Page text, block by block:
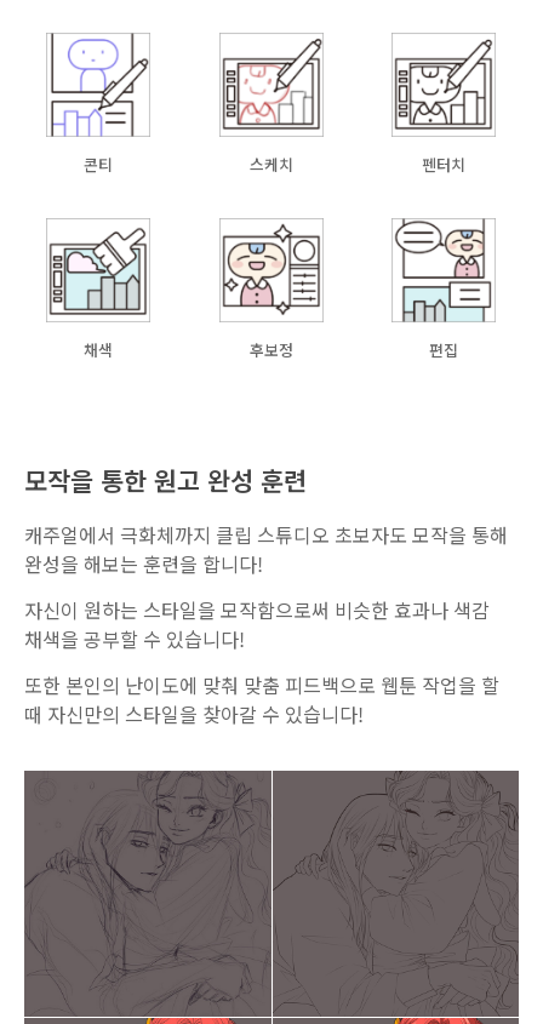
콘티 스케치 펜터치
채색 후보정 편집
모작을 통한 원고 완성 훈련
캐주얼에서 극화체까지 클립 스튜디오 초보자도 모작을 통해
완성을 해보는 훈련을 합니다!
자신이 원하는 스타일을 모작함으로써 비슷한 효과나 색감
채색을 공부할 수 있습니다!
또한 본인의 난이도에 맞춰 맞춤 피드백으로 웹툰 작업을 할
때 자신만의 스타일을 찾아갈 수 있습니다!